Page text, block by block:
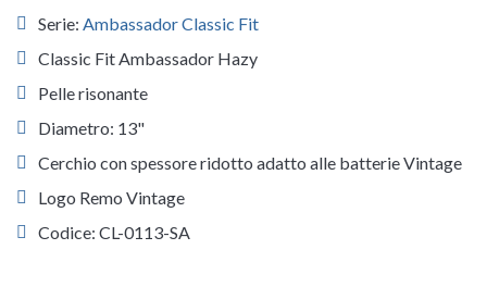
Serie: Ambassador Classic Fit
Classic Fit Ambassador Hazy
Pelle risonante
Diametro: 13"
Cerchio con spessore ridotto adatto alle batterie Vintage
Logo Remo Vintage
Codice: CL-0113-SA